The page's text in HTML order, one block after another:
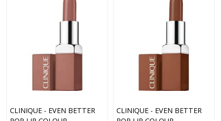
CLINIQUE - EVEN BETTER
CLINIQUE - EVEN BETTER